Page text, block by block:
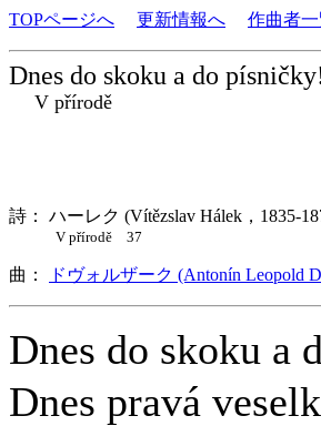
TOPページへ 更新情報へ 作曲者
Dnes do skoku a do
V přírodě
詩： ハーレク (Vítězslav Hálek，1835-
V přírodě 37
曲： ドヴォルザーク (Antonín Leopold
Dnes do skoku a
Dnes pravá